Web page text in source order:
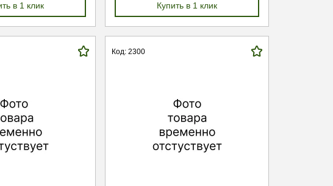
в 1 клик Купить в 1 клик
Код: 2300